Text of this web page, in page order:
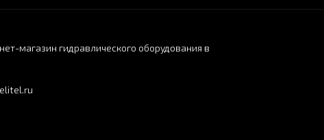
магазин гидравлического оборудования в